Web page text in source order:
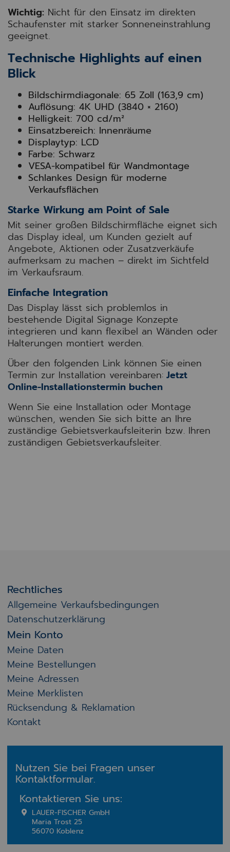
Wichtig: Nicht für den Einsatz im direkten
Schaufenster mit starker Sonneneinstrahlung
geeignet.
Technische Highlights auf einen
Blick
Bildschirmdiagonale: 65 Zoll (163,9 cm)
Auflösung: 4K UHD (3840 × 2160)
Helligkeit: 700 cd/m²
Einsatzbereich: Innenräume
Displaytyp: LCD
Farbe: Schwarz
VESA-kompatibel für Wandmontage
Schlankes Design für moderne
Verkaufsflächen
Starke Wirkung am Point of Sale
Mit seiner großen Bildschirmfläche eignet sich
das Display ideal, um Kunden gezielt auf
Angebote, Aktionen oder Zusatzverkäufe
aufmerksam zu machen – direkt im Sichtfeld
im Verkaufsraum.
Einfache Integration
Das Display lässt sich problemlos in
bestehende Digital Signage Konzepte
integrieren und kann flexibel an Wänden oder
Halterungen montiert werden.
Über den folgenden Link können Sie einen
Termin zur Installation vereinbaren: Jetzt
Online-Installationstermin buchen
Wenn Sie eine Installation oder Montage
wünschen, wenden Sie sich bitte an Ihre
zuständige Gebietsverkaufsleiterin bzw. Ihren
zuständigen Gebietsverkaufsleiter.
Rechtliches
Allgemeine Verkaufsbedingungen
Datenschutzerklärung
Mein Konto
Meine Daten
Meine Bestellungen
Meine Adressen
Meine Merklisten
Rücksendung & Reklamation
Kontakt
Nutzen Sie bei Fragen unser
Kontaktformular.
Kontaktieren Sie uns:
LAUER-FISCHER GmbH
Maria Trost 25
56070 Koblenz